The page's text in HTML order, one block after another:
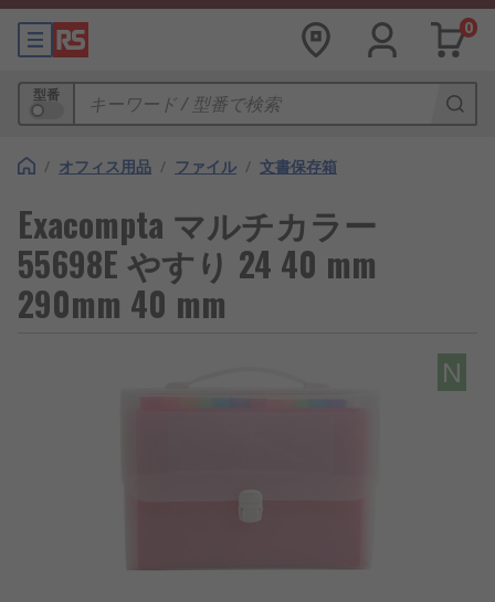
0
型番
/ オフィス用品 / ファイル / 文書保存箱
Exacompta マルチカラー
55698E やすり 24 40 mm
290mm 40 mm
N